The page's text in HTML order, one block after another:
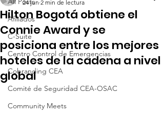
Afiliados
C-Suite
Centro Control de Emergencias
Cobranding CEA
Comité de Seguridad CEA-OSAC
Community Meets
Hilton Bogotá obtiene el
Connie Award y se
posiciona entre los mejores
hoteles de la cadena a nivel
global
24 jun 2 min de lectura